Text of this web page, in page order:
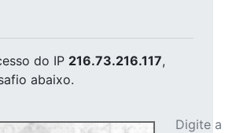
do IP 216.73.216.117,
abaixo.
Digite